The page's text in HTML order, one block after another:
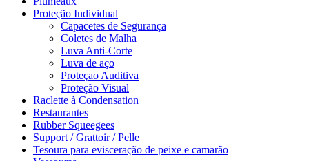
Proteção Individual
Capacetes de Segurança
Coletes de Malha
Luva Anti-Corte
Luva de aço
Proteçao Auditiva
Proteção Visual
Raclette à Condensation
Restaurantes
Rubber Squeegees
Support / Grattoir / Pelle
Tesoura para evisceração de peixe e camarão